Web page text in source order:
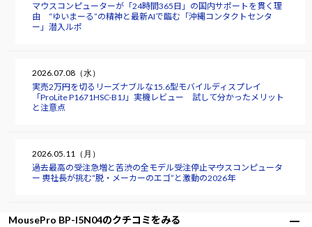
マウスコンピューターが「24時間365日」の国内サポートを貫く理
由 “ゆいまーる”の精神と最新AIで臨む「沖縄コンタクトセンタ
ー」潜入ルポ
2026.07.08（水）
実売2万円を切るリーズナブルな15.6型モバイルディスプレイ
「ProLite P1671HSC-B1J」実機レビュー 試して分かったメリット
と注意点
2026.05.11（月）
過去最高の受注急増と苦渋の全モデル受注停止――マウスコンピュータ
ー 軣社長が挑む“脱・メーカーのエゴ”と激動の2026年
MousePro BP-I5N04のクチコミをみる